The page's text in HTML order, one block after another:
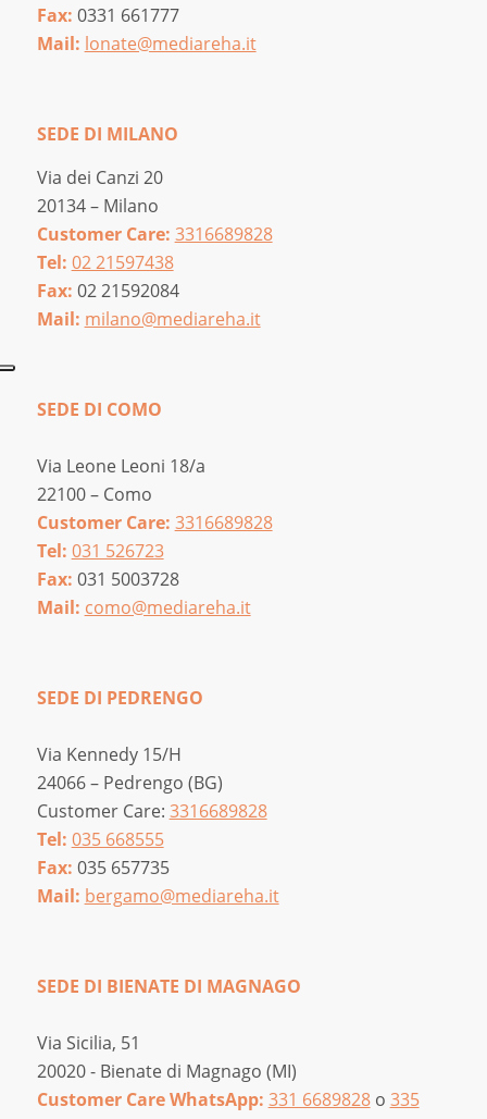
Fax: 0331 661777
Mail: lonate@mediareha.it
SEDE DI MILANO
Via dei Canzi 20
20134 – Milano
Customer Care: 3316689828
Tel: 02 21597438
Fax: 02 21592084
Mail: milano@mediareha.it
SEDE DI COMO
Via Leone Leoni 18/a
22100 – Como
Customer Care: 3316689828
Tel: 031 526723
Fax: 031 5003728
Mail: como@mediareha.it
SEDE DI PEDRENGO
Via Kennedy 15/H
24066 – Pedrengo (BG)
Customer Care: 3316689828
Tel: 035 668555
Fax: 035 657735
Mail: bergamo@mediareha.it
SEDE DI BIENATE DI MAGNAGO
Via Sicilia, 51
20020 - Bienate di Magnago (MI)
Customer Care WhatsApp: 331 6689828o 335